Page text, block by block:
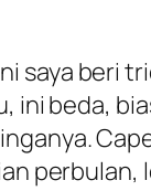
saya beri
ini beda,